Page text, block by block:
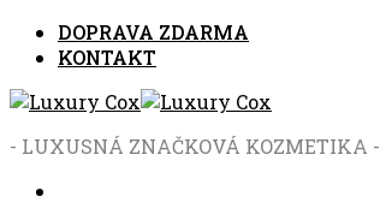
Skip
DOPRAVA ZDARMA
KONTAKT
- LUXUSNÁ ZNAČKOVÁ KOZMETIKA -